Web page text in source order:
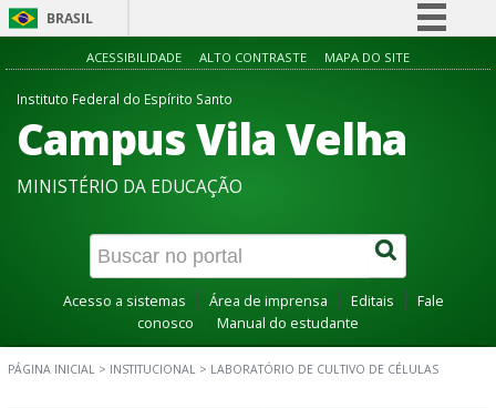
BRASIL
Simplifique!
Participe
Acesso à informação
Canais
ACESSIBILIDADE ALTO CONTRASTE MAPA DO SITE
Instituto Federal do Espírito Santo
Campus Vila Velha
MINISTÉRIO DA EDUCAÇÃO
Acesso a sistemas Área de imprensa Editais
Fale
conosco
Manual do estudante
PÁGINA INICIAL > INSTITUCIONAL > LABORATÓRIO DE CULTIVO DE CÉLULAS